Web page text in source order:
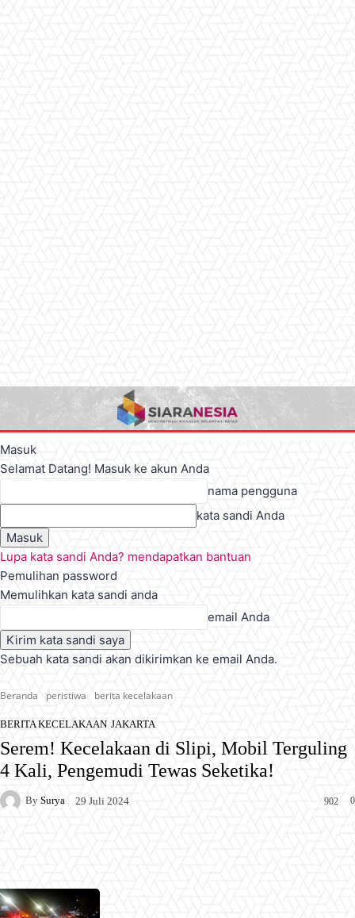
Masuk
Selamat Datang! Masuk ke akun Anda
nama pengguna
kata sandi Anda
Lupa kata sandi Anda? mendapatkan bantuan
Pemulihan password
Memulihkan kata sandi anda
email Anda
Sebuah kata sandi akan dikirimkan ke email Anda.
Beranda peristiwa berita kecelakaan
BERITA KECELAKAAN JAKARTA
Serem! Kecelakaan di Slipi, Mobil Terguling
4 Kali, Pengemudi Tewas Seketika!
By Surya 29 Juli 2024 0
902